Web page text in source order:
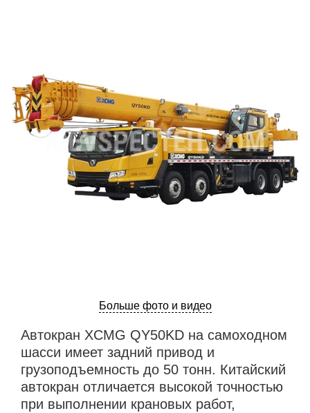
Больше фото и видео
Автокран XCMG QY50KD на самоходном
шасси имеет задний привод и
грузоподъемность до 50 тонн. Китайский
автокран отличается высокой точностью
при выполнении крановых работ,